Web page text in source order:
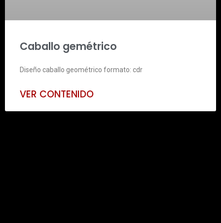
Caballo gemétrico
Diseño caballo geométrico formato: cdr
VER CONTENIDO